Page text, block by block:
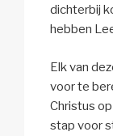
dichterbij
hebben
Elk van
voor te
Christus
stap voor